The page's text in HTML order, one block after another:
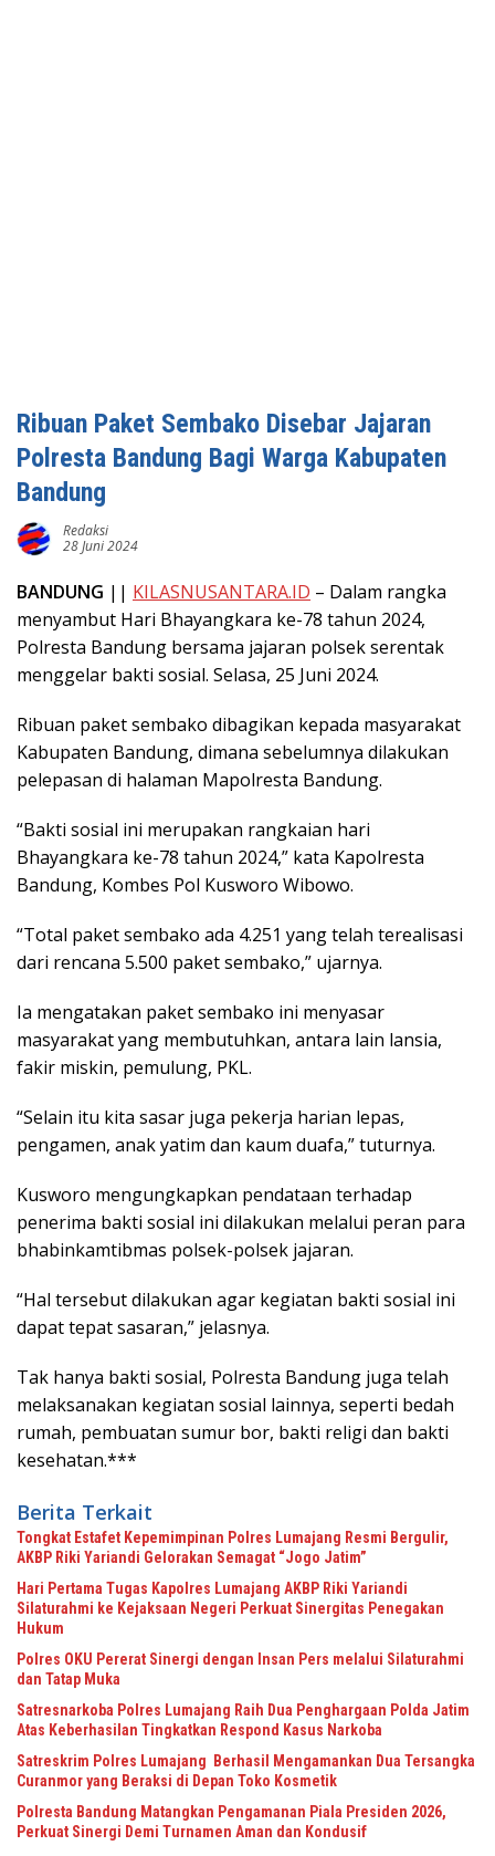
Ribuan Paket Sembako Disebar Jajaran
Polresta Bandung Bagi Warga Kabupaten
Bandung
Redaksi
28 Juni 2024
BANDUNG || KILASNUSANTARA.ID – Dalam rangka
menyambut Hari Bhayangkara ke-78 tahun 2024,
Polresta Bandung bersama jajaran polsek serentak
menggelar bakti sosial. Selasa, 25 Juni 2024.
Ribuan paket sembako dibagikan kepada masyarakat
Kabupaten Bandung, dimana sebelumnya dilakukan
pelepasan di halaman Mapolresta Bandung.
“Bakti sosial ini merupakan rangkaian hari
Bhayangkara ke-78 tahun 2024,” kata Kapolresta
Bandung, Kombes Pol Kusworo Wibowo.
“Total paket sembako ada 4.251 yang telah terealisasi
dari rencana 5.500 paket sembako,” ujarnya.
Ia mengatakan paket sembako ini menyasar
masyarakat yang membutuhkan, antara lain lansia,
fakir miskin, pemulung, PKL.
“Selain itu kita sasar juga pekerja harian lepas,
pengamen, anak yatim dan kaum duafa,” tuturnya.
Kusworo mengungkapkan pendataan terhadap
penerima bakti sosial ini dilakukan melalui peran para
bhabinkamtibmas polsek-polsek jajaran.
“Hal tersebut dilakukan agar kegiatan bakti sosial ini
dapat tepat sasaran,” jelasnya.
Tak hanya bakti sosial, Polresta Bandung juga telah
melaksanakan kegiatan sosial lainnya, seperti bedah
rumah, pembuatan sumur bor, bakti religi dan bakti
kesehatan.***
Berita Terkait
Tongkat Estafet Kepemimpinan Polres Lumajang Resmi Bergulir,
AKBP Riki Yariandi Gelorakan Semagat “Jogo Jatim”
Hari Pertama Tugas Kapolres Lumajang AKBP Riki Yariandi
Silaturahmi ke Kejaksaan Negeri Perkuat Sinergitas Penegakan
Hukum
Polres OKU Pererat Sinergi dengan Insan Pers melalui Silaturahmi
dan Tatap Muka
Satresnarkoba Polres Lumajang Raih Dua Penghargaan Polda Jatim
Atas Keberhasilan Tingkatkan Respond Kasus Narkoba
Satreskrim Polres Lumajang Berhasil Mengamankan Dua Tersangka
Curanmor yang Beraksi di Depan Toko Kosmetik
Polresta Bandung Matangkan Pengamanan Piala Presiden 2026,
Perkuat Sinergi Demi Turnamen Aman dan Kondusif